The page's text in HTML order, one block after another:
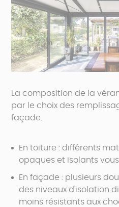
La composition de la
par le choix des
façade.
En toiture : différents
opaques et isolants
En façade : plusieurs
des niveaux d'isolation
moins résistants aux